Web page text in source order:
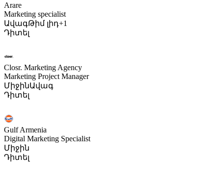
Arare
Marketing specialist
ԱվագԹիմ լիդ+1
Դիտել
Closr. Marketing Agency
Marketing Project Manager
ՄիջինԱվագ
Դիտել
Gulf Armenia
Digital Marketing Specialist
Միջին
Դիտել